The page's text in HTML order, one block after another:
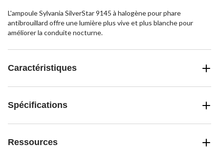
L'ampoule Sylvania SilverStar 9145 à halogène pour phare
antibrouillard offre une lumière plus vive et plus blanche pour
améliorer la conduite nocturne.
Caractéristiques
Spécifications
Ressources